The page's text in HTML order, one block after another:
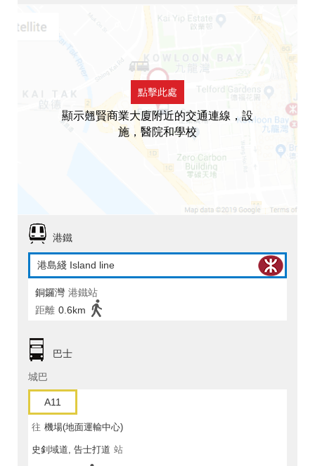
點擊此處
顯示翹賢商業大廈附近的交通連線，設
施，醫院和學校
港鐵
港島綫 Island line
銅鑼灣 港鐵站
距離 0.6km
巴士
城巴
A11
往 機場(地面運輸中心)
史釗域道, 告士打道 站